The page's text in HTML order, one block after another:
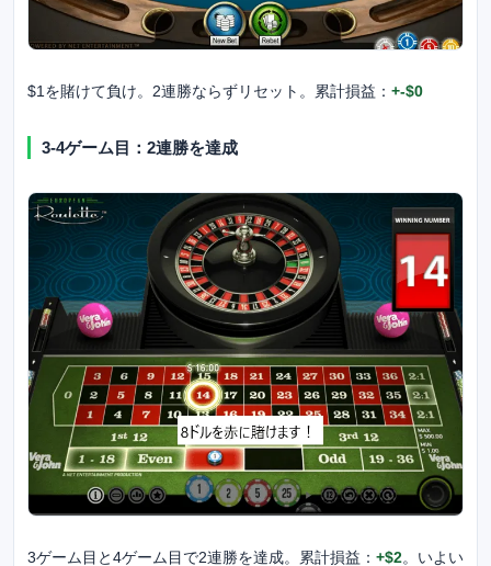
$1を賭けて負け。2連勝ならずリセット。累計損益： +-$0
3-4ゲーム目：2連勝を達成
3ゲーム目と4ゲーム目で2連勝を達成。累計損益： +$2。いよい